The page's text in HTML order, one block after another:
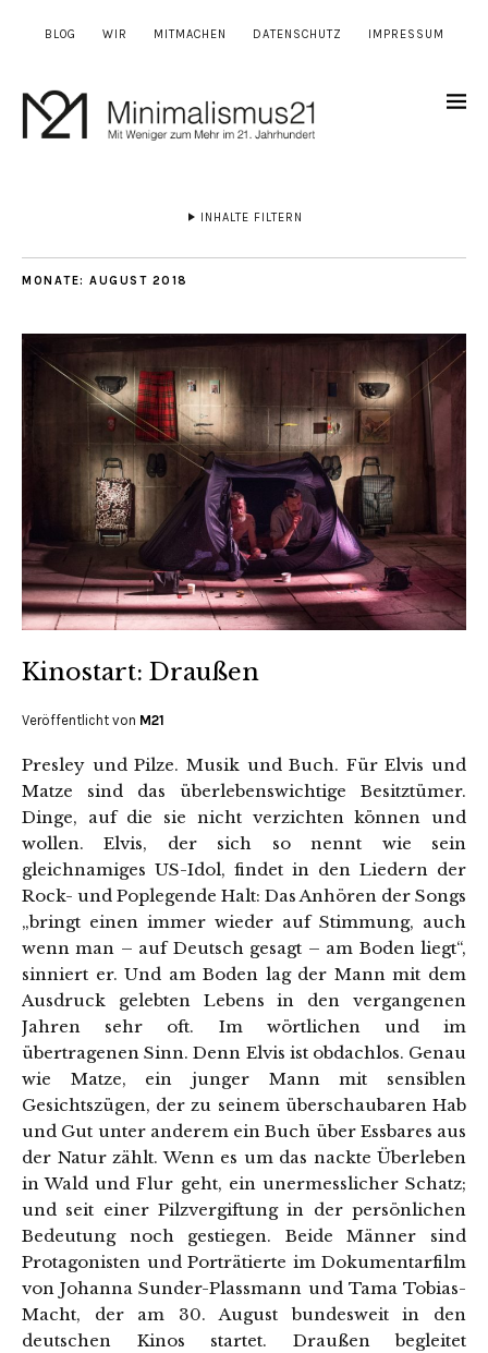
BLOG WIR MITMACHEN DATENSCHUTZ IMPRESSUM
INHALTE FILTERN
MONATE: AUGUST 2018
Kinostart: Draußen
Veröffentlicht von M21
Presley und Pilze. Musik und Buch. Für Elvis und
Matze sind das überlebenswichtige Besitztümer.
Dinge, auf die sie nicht verzichten können und
wollen. Elvis, der sich so nennt wie sein
gleichnamiges US-Idol, findet in den Liedern der
Rock- und Poplegende Halt: Das Anhören der Songs
„bringt einen immer wieder auf Stimmung, auch
wenn man – auf Deutsch gesagt – am Boden liegt“,
sinniert er. Und am Boden lag der Mann mit dem
Ausdruck gelebten Lebens in den vergangenen
Jahren sehr oft. Im wörtlichen und im
übertragenen Sinn. Denn Elvis ist obdachlos. Genau
wie Matze, ein junger Mann mit sensiblen
Gesichtszügen, der zu seinem überschaubaren Hab
und Gut unter anderem ein Buch über Essbares aus
der Natur zählt. Wenn es um das nackte Überleben
in Wald und Flur geht, ein unermesslicher Schatz;
und seit einer Pilzvergiftung in der persönlichen
Bedeutung noch gestiegen. Beide Männer sind
Protagonisten und Porträtierte im Dokumentarfilm
von Johanna Sunder-Plassmann und Tama Tobias-
Macht, der am 30. August bundesweit in den
deutschen Kinos startet. Draußen begleitet